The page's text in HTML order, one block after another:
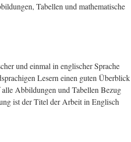
Tabellen und mathematische
und einmal in englischer Sprache
Lesern einen guten Überblick
Abbildungen und Tabellen Bezug
ist der Titel der Arbeit in Englisch